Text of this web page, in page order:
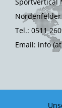
Nordenfelder
Tel.: 0511
Email: info